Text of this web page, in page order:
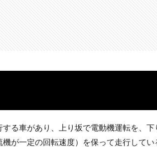
る車があり、上り坂で電動機運転を、
が一定の回転速度）を保って走行してい